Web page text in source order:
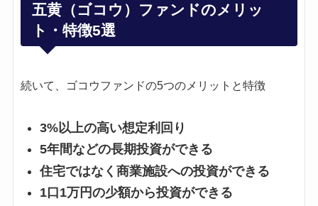
五黄（ゴコウ）ファンドのメリッ
ト・特徴5選
続いて、ゴコウファンドの5つのメリットと特徴
3%以上の高い想定利回り
5年間などの長期投資ができる
住宅ではなく商業施設への投資ができる
1口1万円の少額から投資ができる